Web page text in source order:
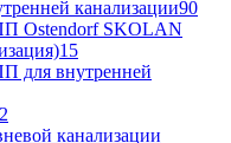
канализации90
Ostendorf SKOLAN
15
для внутренней
канализации